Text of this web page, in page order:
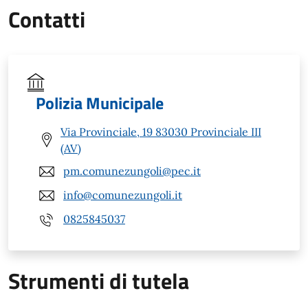
Contatti
Polizia Municipale
Via Provinciale, 19 83030 Provinciale III
(AV)
pm.comunezungoli@pec.it
info@comunezungoli.it
0825845037
Strumenti di tutela